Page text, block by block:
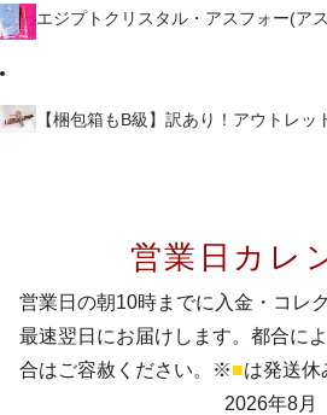
エジプトクリスタル・アスフォー(ア
【梱包箱もB級】訳あり！アウトレッ
営業日カレ
営業日の朝10時までに入金・コレ
最速翌日にお届けします。都合に
合はご容赦ください。※■は発送休
2026年8月